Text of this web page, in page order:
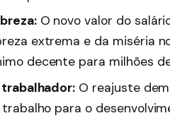
O novo valor do
extrema e da miséria
decente para milhões
O reajuste
para o